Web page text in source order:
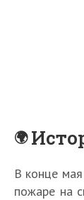
В конце
пожаре на